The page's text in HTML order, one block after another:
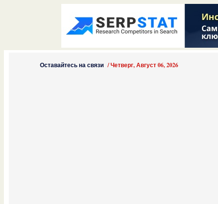
Оставайтесь на связи /Четверг, Август 06, 2026